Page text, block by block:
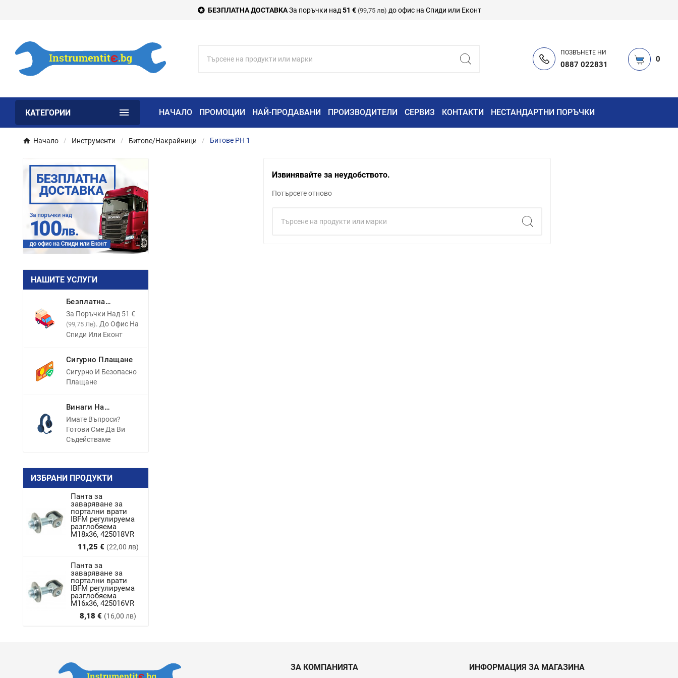
 БЕЗПЛАТНА ДОСТАВКАЗа поръчки над 51 € (99,75 лв) до офис на Спиди или Еконт
ПОЗВЪНЕТЕ НИ
0887 022831
0
КАТЕГОРИИ  НАЧАЛО ПРОМОЦИИ НАЙ-ПРОДАВАНИ ПРОИЗВОДИТЕЛИ СЕРВИЗ КОНТАКТИ НЕСТАНДАРТНИ ПОРЪЧКИ
Начало Инструменти Битове/Накрайници Битове PH 1
НАШИТЕ УСЛУГИ
Безплатна
Доставка
За Поръчки Над 51 €
(99,75 Лв). До Офис На
Спиди Или Еконт
Сигурно Плащане
Сигурно И Безопасно
Плащане
Винаги На
Разположение
Имате Въпроси?
Готови Сме Да Ви
Съдействаме
ИЗБРАНИ ПРОДУКТИ
Панта за
заваряване за
портални врати
IBFM регулируема
разглобяема
M18x36, 425018VR
11,25 € (22,00 лв)
Цена
Панта за
заваряване за
портални врати
IBFM регулируема
разглобяема
М16х36, 425016VR
8,18 € (16,00 лв)
Цена
Извинявайте за неудобството.
Потърсете отново
ЗА КОМПАНИЯТА ИНФОРМАЦИЯ ЗА МАГАЗИНА